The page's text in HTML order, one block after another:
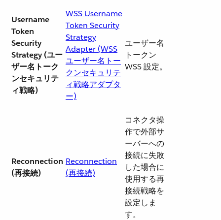
Username
Token
Security
Strategy (ユー
ザー名トーク
ンセキュリテ
ィ戦略)
WSS Username
Token Security
Strategy
Adapter (WSS
ユーザー名トー
クンセキュリテ
ィ戦略アダプタ
ー)
ユーザー名
トークン
WSS 設定。
Reconnection
(再接続)
Reconnection
(再接続)
コネクタ操
作で外部サ
ーバーへの
接続に失敗
した場合に
使用する再
接続戦略を
設定しま
す。